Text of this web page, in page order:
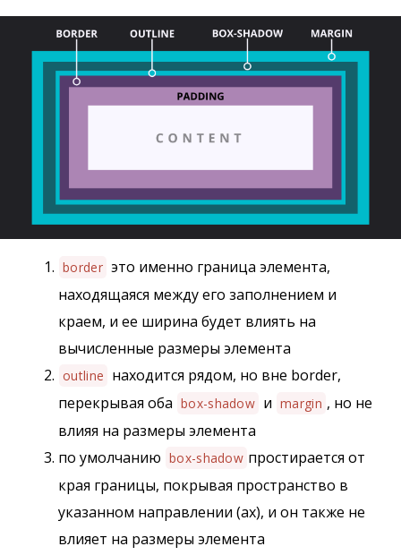
border это именно граница элемента,
находящаяся между его заполнением и
краем, и ее ширина будет влиять на
вычисленные размеры элемента
outline находится рядом, но вне border,
перекрывая оба box-shadow и margin , но не
влияя на размеры элемента
по умолчанию box-shadow простирается от
края границы, покрывая пространство в
указанном направлении (ах), и он также не
влияет на размеры элемента